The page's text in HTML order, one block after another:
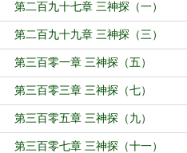
第二百九十七章 三神探（一）
第二百九十九章 三神探（三）
第三百零一章 三神探（五）
第三百零三章 三神探（七）
第三百零五章 三神探（九）
第三百零七章 三神探（十一）